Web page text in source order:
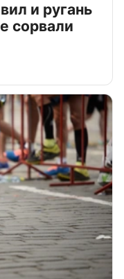
и ругань
сорвали